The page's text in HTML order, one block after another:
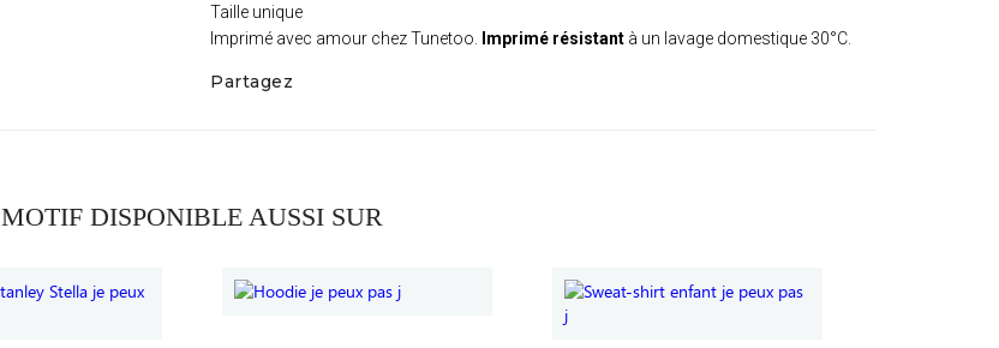
Taille unique
Imprimé avec amour chez Tunetoo.
Imprimé résistant à un lavage domestique 30°C.
Partagez
MOTIF DISPONIBLE AUSSI SUR